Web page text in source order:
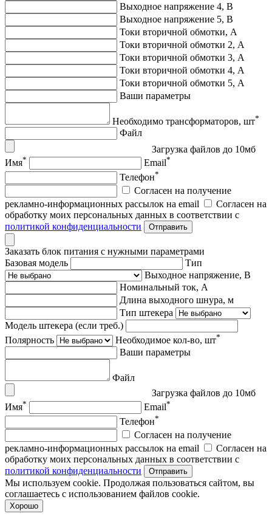
Выходное напряжение 4, В
Выходное напряжение 5, В
Токи вторичной обмотки, А
Токи вторичной обмотки 2, А
Токи вторичной обмотки 3, А
Токи вторичной обмотки 4, А
Токи вторичной обмотки 5, А
Ваши параметры
Необходимо трансформаторов, шт*
Файл
Загрузка файлов до 10мб
Имя* Email*
Телефон*
Согласен на получение
рекламно-информационных рассылок на email
Согласен на
обработку моих персональных данных в соответствии с
политикой конфиденциальности
Отправить
Заказать блок питания с нужными параметрами
Базовая модель
Тип
Выходное напряжение, В
Номинальный ток, А
Длина выходного шнура, м
Тип штекера
Модель штекера (если треб.)
Полярность
Необходимое кол-во, шт*
Ваши параметры
Файл
Загрузка файлов до 10мб
Имя* Email*
Телефон*
Согласен на получение
рекламно-информационных рассылок на email
Согласен на
обработку моих персональных данных в соответствии с
политикой конфиденциальности
Отправить
Мы используем cookie. Продолжая пользоваться сайтом, вы
соглашаетесь с использованием файлов cookie.
Хорошо